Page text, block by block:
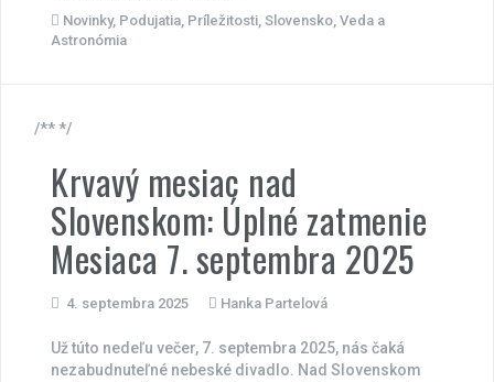
Novinky, Podujatia, Príležitosti, Slovensko, Veda a
Astronómia
/** */
Krvavý mesiac nad
Slovenskom: Úplné zatmenie
Mesiaca 7. septembra 2025
4. septembra 2025 Hanka Partelová
Už túto nedeľu večer, 7. septembra 2025, nás čaká
nezabudnuteľné nebeské divadlo. Nad Slovenskom